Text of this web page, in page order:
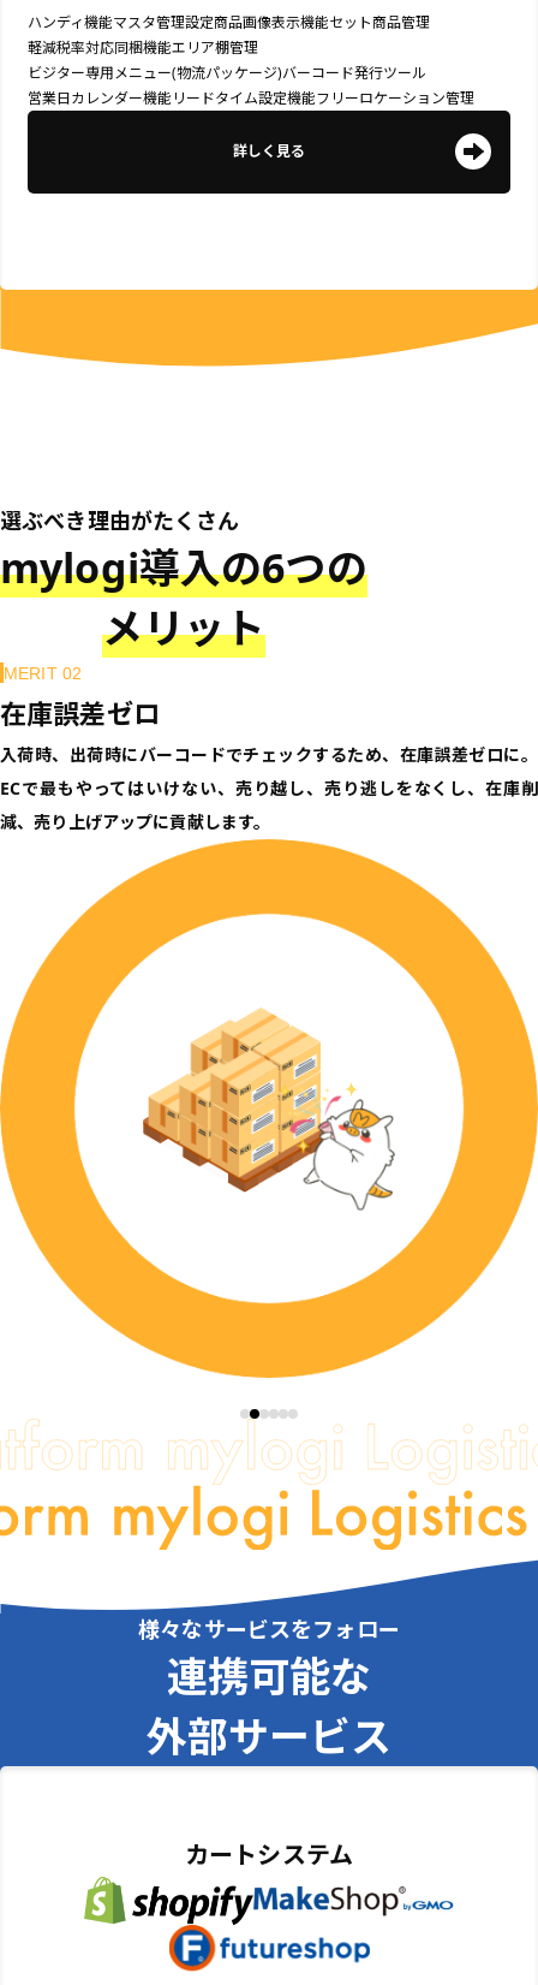
ハンディ機能マスタ管理設定商品画像表示機能セット商品管理
軽減税率対応同梱機能エリア棚管理
ビジター専用メニュー(物流パッケージ)バーコード発行ツール
営業日カレンダー機能リードタイム設定機能フリーロケーション管理
詳しく見る
mylogi導入の6つの
メリット
選ぶべき理由がたくさん
MERIT 02
在庫誤差ゼロ
入荷時、出荷時にバーコードでチェックするため、在庫誤差ゼロに。
ECで最もやってはいけない、売り越し、売り逃しをなくし、在庫削
減、売り上げアップに貢献します。
連携可能な
外部サービス
様々なサービスをフォロー
カートシステム